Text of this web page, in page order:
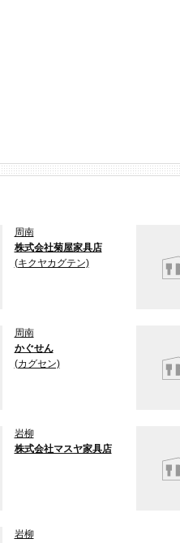
周南
株式会社菊屋家具店
(キクヤカグテン)
周南
かぐせん
(カグセン)
岩柳
株式会社マスヤ家具店
岩柳